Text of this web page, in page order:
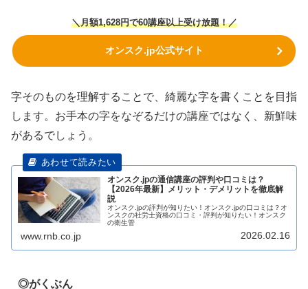
＼月額1,628円で60講座以上受け放題！／
オンスク.jp公式サイト
字そのものを理解することで、綺麗な字を書くことを目指
します。お手本の字をなぞるだけの講座ではなく、新鮮味
があるでしょう。
オンスク.jpの通信講座の評判や口コミは？
【2026年最新】メリット・デメリットを徹底解
説
オンスク.jpの評判が知りたい！オンスク.jpの口コミは？オ
ンスクの社労士資格の口コミ・評判が知りたい！オンスク
の衛生管
www.rnb.co.jp 2026.02.16
◎がくぶん